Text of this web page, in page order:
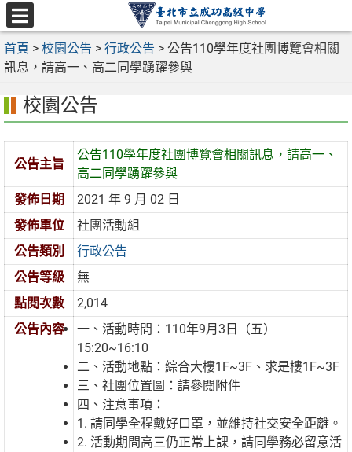
跳
至
主
要
區
選
單
首頁 > 校園公告 > 行政公告 > 公告110學年度社團博覽會相關
訊息，請高一、高二同學踴躍參與
校園公告
公告主旨
公告110學年度社團博覽會相關訊息，請高一、
高二同學踴躍參與
發佈日期
2021 年 9 月 02 日
發佈單位
社團活動組
公告類別
行政公告
公告等級
無
點閱次數
2,014
公告內容
一、活動時間：110年9月3日（五）
15:20~16:10
二、活動地點：綜合大樓1F~3F、求是樓1F~3F
三、社團位置圖：請參閱附件
四、注意事項：
1. 請同學全程戴好口罩，並維持社交安全距離。
2. 活動期間高三仍正常上課，請同學務必留意活